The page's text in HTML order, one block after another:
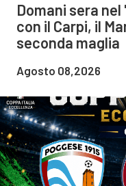
Domani sera
con il Carpi, il
seconda maglia
Agosto 08,2026